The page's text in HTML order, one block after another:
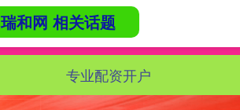
专业配资开户
瑞和网 相关话题